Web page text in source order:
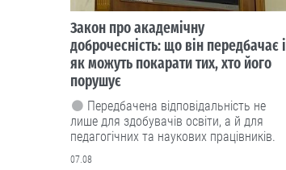
Закон про академічну
доброчесність: що він передбачає і
як можуть покарати тих, хто його
порушує
Передбачена відповідальність не
лише для здобувачів освіти, а й для
педагогічних та наукових працівників.
07.08